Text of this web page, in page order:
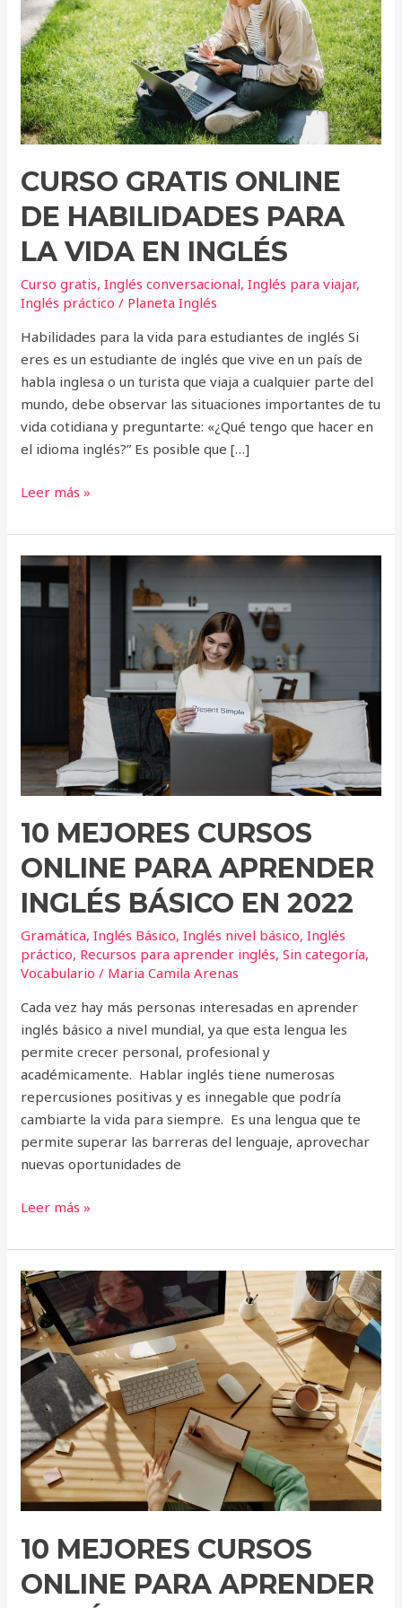
CURSO GRATIS ONLINE
DE HABILIDADES PARA
LA VIDA EN INGLÉS
Curso gratis,Inglés conversacional,Inglés para viajar,
Inglés práctico / Planeta Inglés
Habilidades para la vida para estudiantes de inglés Si
eres es un estudiante de inglés que vive en un país de
habla inglesa o un turista que viaja a cualquier parte del
mundo, debe observar las situaciones importantes de tu
vida cotidiana y preguntarte: «¿Qué tengo que hacer en
el idioma inglés?” Es posible que […]
Habilidades
para
la
vida
en
inglés
Leer más »
10 MEJORES CURSOS
ONLINE PARA APRENDER
INGLÉS BÁSICO EN 2022
Gramática,Inglés Básico,Inglés nivel básico,Inglés
práctico, Recursos para aprender inglés,Sin categoría,
Vocabulario / Maria Camila Arenas
Cada vez hay más personas interesadas en aprender
inglés básico a nivel mundial, ya que esta lengua les
permite crecer personal, profesional y
académicamente. Hablar inglés tiene numerosas
repercusiones positivas y es innegable que podría
cambiarte la vida para siempre. Es una lengua que te
permite superar las barreras del lenguaje, aprovechar
nuevas oportunidades de
10
mejores
cursos
aprender
en
Leer más »
10 MEJORES CURSOS
ONLINE PARA APRENDER
10
mejores
cursos
online
para
aprender
inglés
desde
cero
de
2022